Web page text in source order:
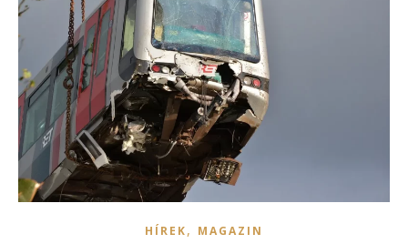
HÍREK, MAGAZIN